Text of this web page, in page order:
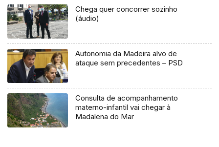
Chega quer concorrer sozinho
(áudio)
Autonomia da Madeira alvo de
ataque sem precedentes – PSD
Consulta de acompanhamento
materno-infantil vai chegar à
Madalena do Mar